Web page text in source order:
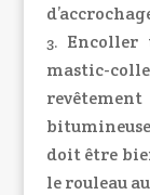
Encoller
mastic-
doit être
le rouleau